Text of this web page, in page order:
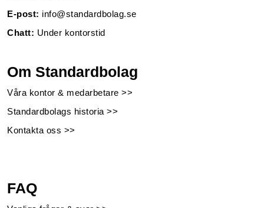
E-post: info@standardbolag.se
Chatt: Under kontorstid
Om Standardbolag
Våra kontor & medarbetare >>
Standardbolags historia >>
Kontakta oss >>
FAQ